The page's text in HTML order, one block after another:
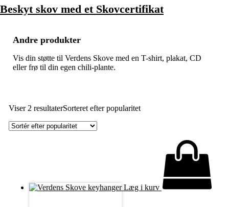
Beskyt skov med et Skovcertifikat
Andre produkter
Vis din støtte til Verdens Skove med en T-shirt, plakat, CD
eller frø til din egen chili-plante.
Viser 2 resultaterSorteret efter popularitet
Læg i kurv